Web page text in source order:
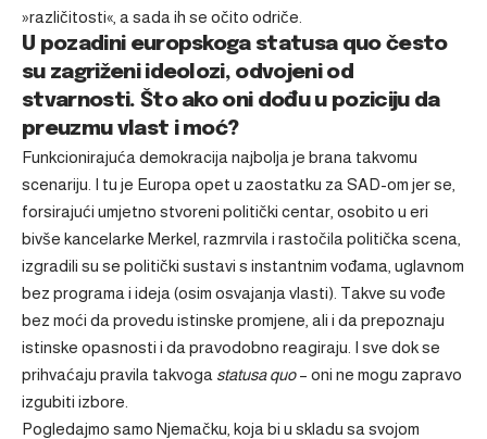
»različitosti«, a sada ih se očito odriče.
U pozadini europskoga statusa quo često
su zagriženi ideolozi, odvojeni od
stvarnosti. Što ako oni dođu u poziciju da
preuzmu vlast i moć?
Funkcionirajuća demokracija najbolja je brana takvomu
scenariju. I tu je Europa opet u zaostatku za SAD-om jer se,
forsirajući umjetno stvoreni politički centar, osobito u eri
bivše kancelarke Merkel, razmrvila i rastočila politička scena,
izgradili su se politički sustavi s instantnim vođama, uglavnom
bez programa i ideja (osim osvajanja vlasti). Takve su vođe
bez moći da provedu istinske promjene, ali i da prepoznaju
istinske opasnosti i da pravodobno reagiraju. I sve dok se
prihvaćaju pravila takvoga statusa quo– oni ne mogu zapravo
izgubiti izbore.
Pogledajmo samo Njemačku, koja bi u skladu sa svojom